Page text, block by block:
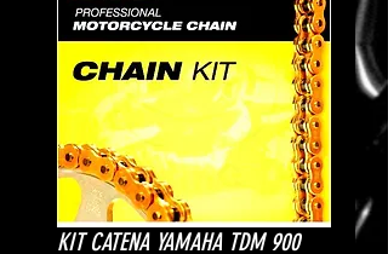
KIT CATENA YAMAHA TDM 900